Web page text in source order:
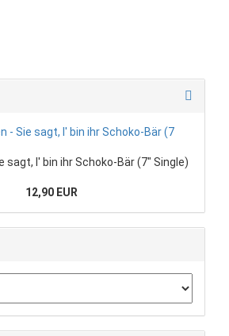
sagt, I' bin ihr Schoko-Bär (7" Single)
12,90 EUR